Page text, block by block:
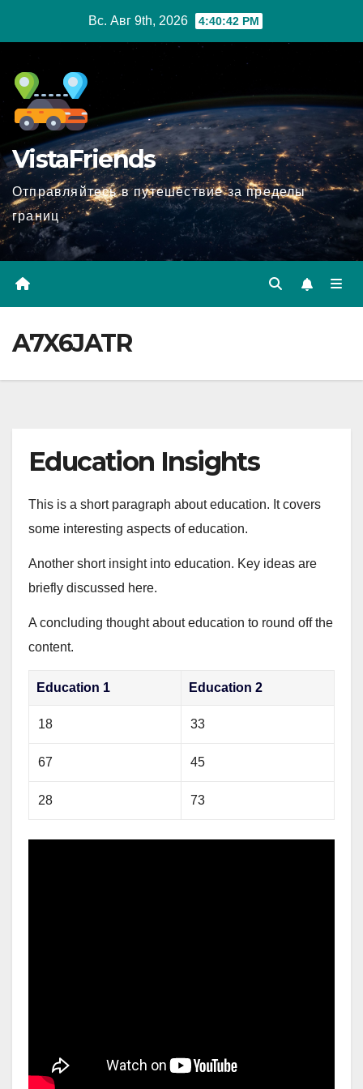
Вс. Авг 9th, 2026 4:40:44 PM
VistaFriends
Отправляйтесь в путешествие за пределы
границ
A7X6JATR
Education Insights
This is a short paragraph about education. It covers
some interesting aspects of education.
Another short insight into education. Key ideas are
briefly discussed here.
A concluding thought about education to round off the
content.
Education 1 Education 2
18 33
67 45
28 73